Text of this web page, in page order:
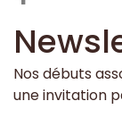
Nos débuts
une invitation